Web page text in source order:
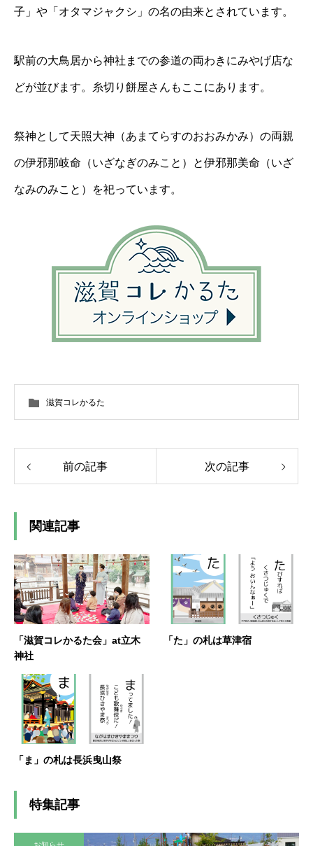
子」や「オタマジャクシ」の名の由来とされています。
駅前の⼤⿃居から神社までの参道の両わきにみやげ店な
どが並びます。糸切り餅屋さんもここにあります。
祭神として天照⼤神（あまてらすのおおみかみ）の両親
の伊邪那岐命（いざなぎのみこと）と伊邪那美命（いざ
なみのみこと）を祀っています。
滋賀コレかるた
前の記事 次の記事
関連記事
「滋賀コレかるた会」at立木
神社
「た」の札は草津宿
「ま」の札は長浜曳山祭
特集記事